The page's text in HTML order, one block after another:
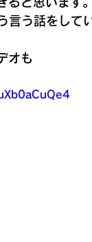
う話をして
オも